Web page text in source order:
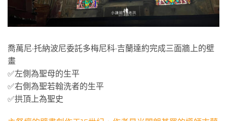
喬萬尼·托納波尼委託多梅尼科·吉蘭達約完成三面牆上的壁
畫
✅左側為聖母的生平
✅右側為聖若翰洗者的生平
✅拱頂上為聖史